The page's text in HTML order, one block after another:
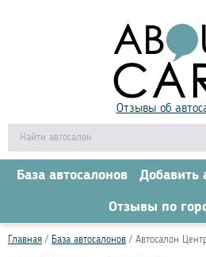
Отзывы об
База автосалонов Добавить
Отзывы по
Главная База автосалонов Автосалон